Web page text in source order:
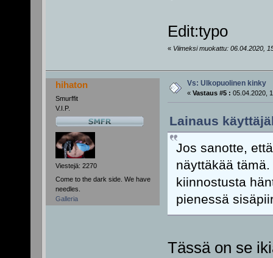
Edit:typo
« Viimeksi muokattu: 06.04.2020,
hihaton
Smurffit
V.I.P.
Viestejä: 2270
Come to the dark side. We have
needles.
Galleria
Vs: Ulkopuolinen kinky
« Vastaus #5 : 05.04.2020,
Lainaus
Jos sanotte,
näyttäkää
kiinnostusta
pienessä
Tässä on se